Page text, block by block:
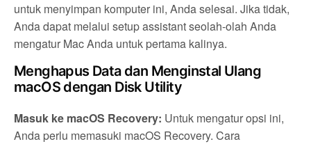
untuk menyimpan komputer ini, Anda selesai. Jika tidak,
Anda dapat melalui setup assistant seolah-olah Anda
mengatur Mac Anda untuk pertama kalinya.
Menghapus Data dan Menginstal Ulang
macOS dengan Disk Utility
Masuk ke macOS Recovery: Untuk mengatur opsi ini,
Anda perlu memasuki macOS Recovery. Cara